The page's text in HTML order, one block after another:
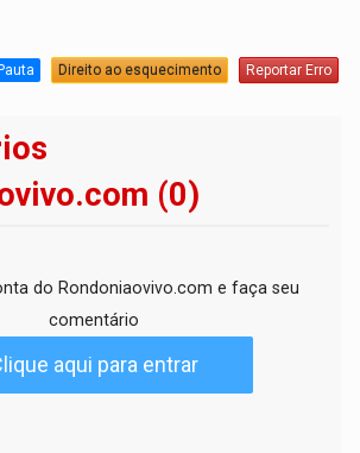
Direito ao esquecimento Reportar Erro
(0)
do Rondoniaovivo.com e faça seu
comentário
aqui para entrar